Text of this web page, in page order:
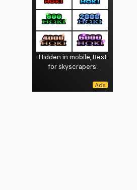
Hidden in mobile, Best
for skyscrapers.